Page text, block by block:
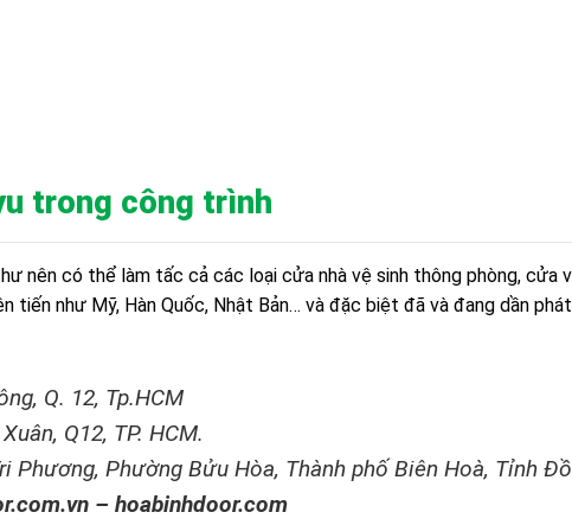
trong công trình
nên có thể làm tấc cả các loại cửa nhà vệ sinh thông phòng, cửa
như Mỹ, Hàn Quốc, Nhật Bản… và đặc biệt đã và đang dần
Q. 12, Tp.HCM
Q12, TP. HCM.
Phương, Phường Bửu Hòa, Thành phố Biên Hoà, Tỉnh
– hoabinhdoor.com